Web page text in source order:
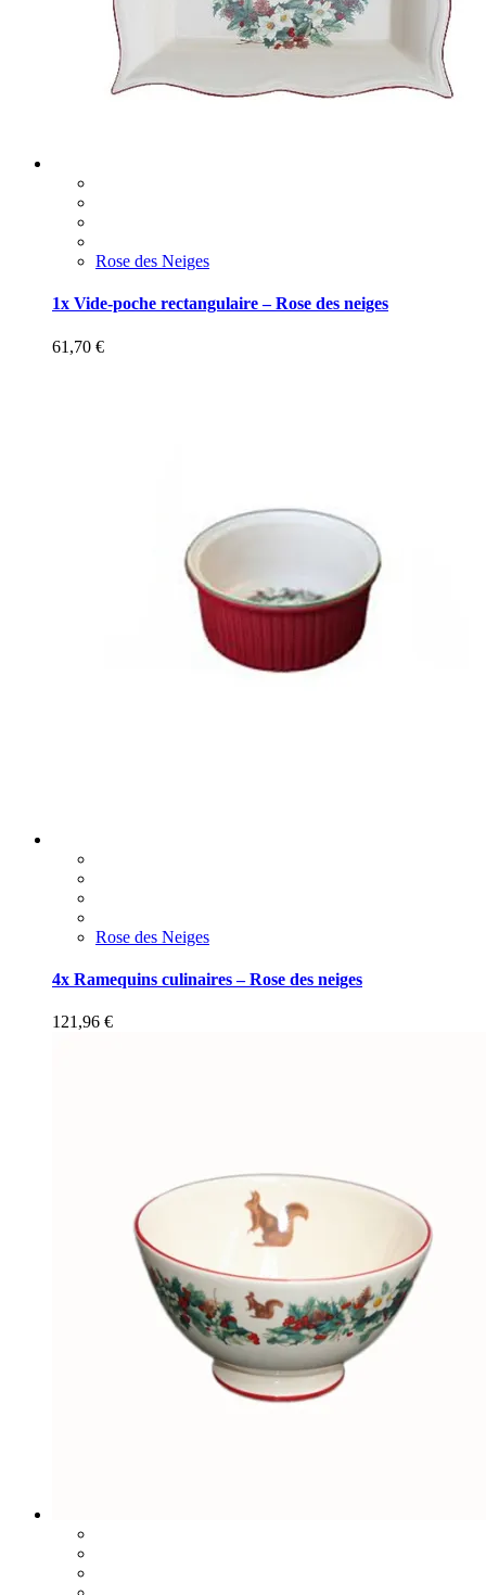
Rose des Neiges
1x Vide-poche rectangulaire – Rose des neiges
61,70 €
Rose des Neiges
4x Ramequins culinaires – Rose des neiges
121,96 €